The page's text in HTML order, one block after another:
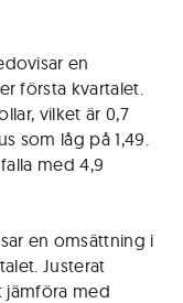
en
första kvartalet.
vilket är 0,7
som låg på 1,49.
med 4,9
en omsättning i
Justerat
jämföra med